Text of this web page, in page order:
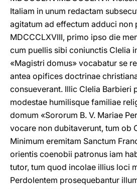
Italiam in unum redactam
agitatum ad effectum adduci non
MDCCCLXVIII, primo ipso die
cum puellis sibi coniunctis Clelia
«Magistri domus» vocabatur se
antea opifices doctrinae
consueverant. Illic Clelia Barbieri
modestae humilisque familiae
domum «Sororum B. V. Mariae
vocare non dubitaverunt, tum ob
Minimum eremitam Sanctum
orientis coenobii patronus iam
tutor, tum quod incolae illius loci
Perdolentem prosequebantur